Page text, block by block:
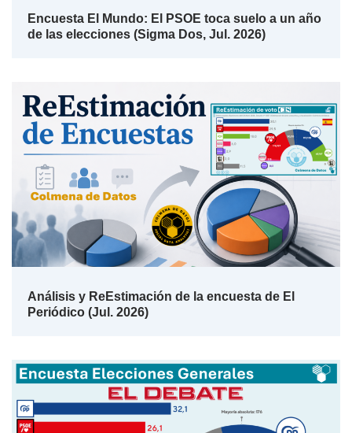
Encuesta El Mundo: El PSOE toca suelo a un año
de las elecciones (Sigma Dos, Jul. 2026)
Análisis y ReEstimación de la encuesta de El
Periódico (Jul. 2026)